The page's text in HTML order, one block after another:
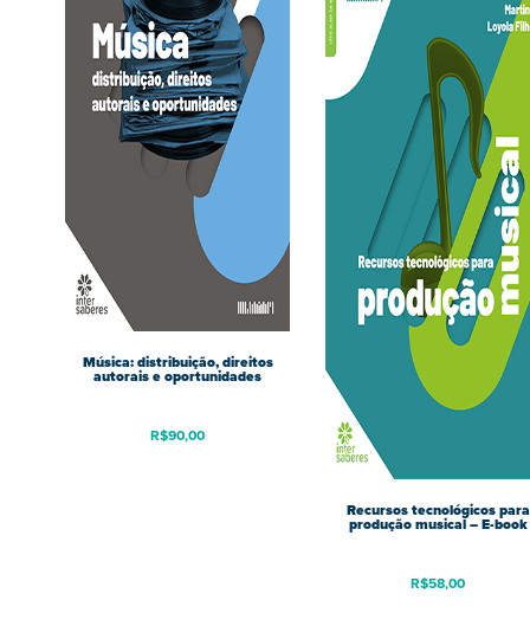
Música: distribuição, direitos
autorais e oportunidades
R$90,00
Recursos tecnológicos para
produção musical – E-book
R$58,00